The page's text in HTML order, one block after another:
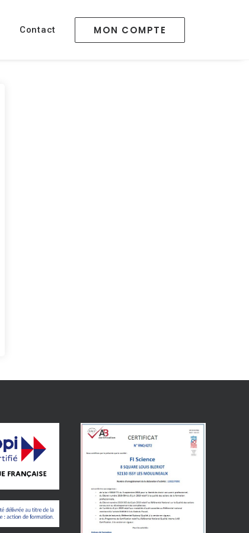
Contact MON COMPTE